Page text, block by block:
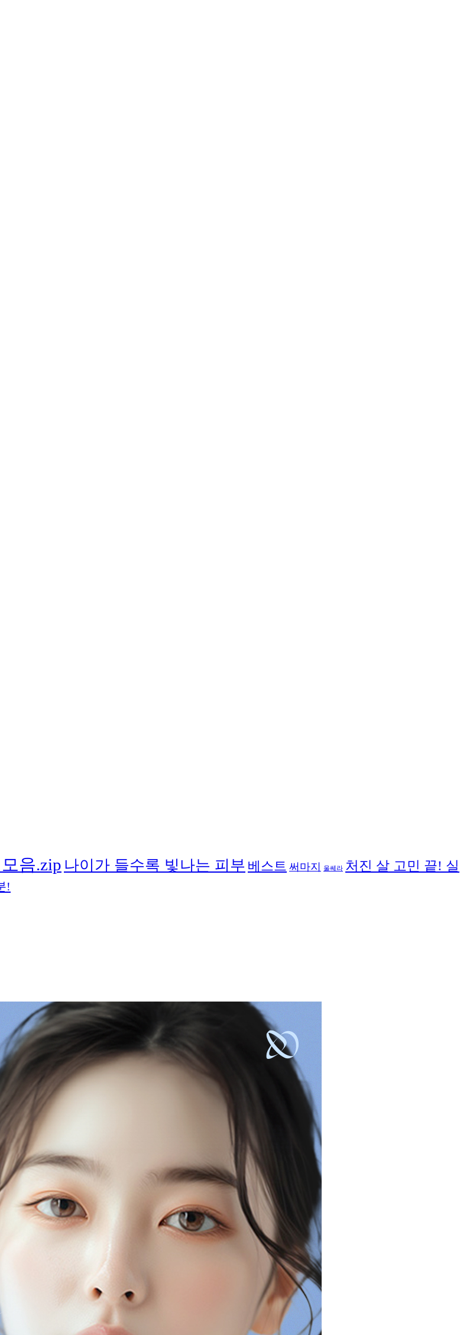
음.zip 나이가 들수록 빛나는 피부 베스트 써마지 울쎄라 처진 살 고민 끝! 실
!